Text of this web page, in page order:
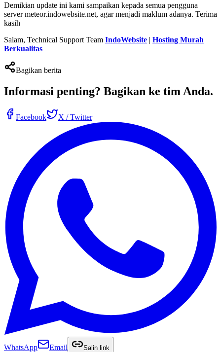
Demikian update ini kami sampaikan kepada semua pengguna
server meteor.indowebsite.net, agar menjadi maklum adanya. Terima
kasih
Salam, Technical Support Team IndoWebsite | Hosting Murah
Berkualitas
Bagikan berita
Informasi penting? Bagikan ke tim Anda.
Facebook X / Twitter
WhatsApp Email Salin link